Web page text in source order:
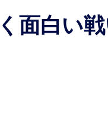
面白い戦